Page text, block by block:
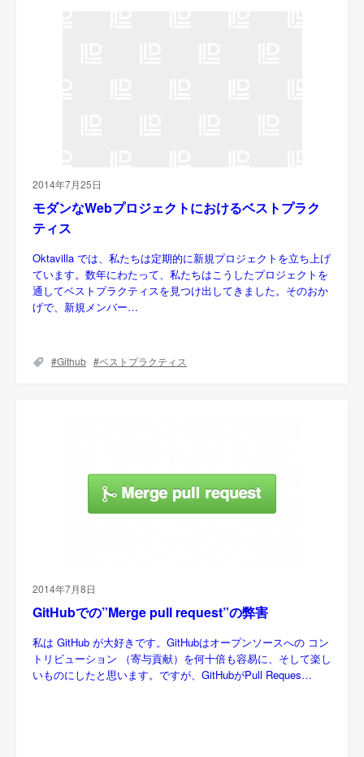
2014年7月25日
モダンなWebプロジェクトにおけるベストプラク
ティス
Oktavilla では、私たちは定期的に新規プロジェクトを立ち上げ
ています。数年にわたって、私たちはこうしたプロジェクトを
通してベストプラクティスを見つけ出してきました。そのおか
げで、新規メンバー…
Github ベストプラクティス
2014年7月8日
GitHubでの”Merge pull request”の弊害
私は GitHub が大好きです。GitHubはオープンソースへの コン
トリビューション （寄与貢献）を何十倍も容易に、そして楽し
いものにしたと思います。ですが、GitHubがPull Reques…